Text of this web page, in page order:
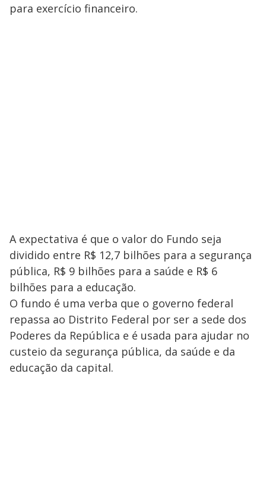
para exercício financeiro.
A expectativa é que o valor do Fundo seja
dividido entre R$ 12,7 bilhões para a segurança
pública, R$ 9 bilhões para a saúde e R$ 6
bilhões para a educação.
O fundo é uma verba que o governo federal
repassa ao Distrito Federal por ser a sede dos
Poderes da República e é usada para ajudar no
custeio da segurança pública, da saúde e da
educação da capital.